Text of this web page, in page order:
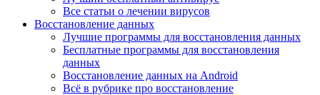
Все статьи о лечении вирусов
Восстановление данных
Лучшие программы для восстановления данных
Бесплатные программы для восстановления
данных
Восстановление данных на Android
Всё в рубрике про восстановление